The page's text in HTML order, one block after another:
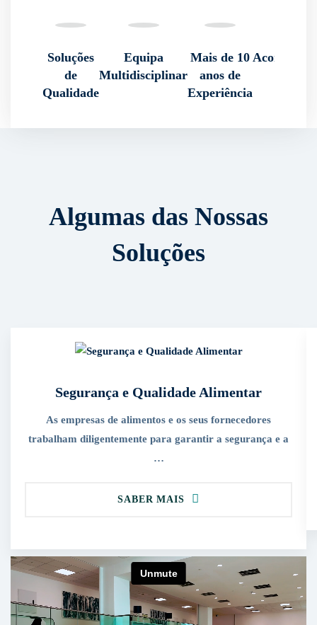
Soluções
de
Qualidade
Equipa
Multidisciplinar
Mais de 10
anos de
Experiência
Algumas das Nossas
Soluções
Segurança e Qualidade Alimentar
As empresas de alimentos e os seus fornecedores
trabalham diligentemente para garantir a segurança e a
…
SABER MAIS